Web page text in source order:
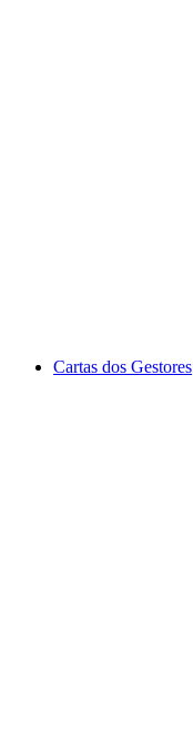
Cartas dos Gestores